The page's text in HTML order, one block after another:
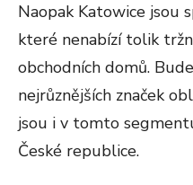
Naopak Katowice jsou
které nenabízí tolik
obchodních domů.
nejrůznějších značek
jsou i v tomto
České republice.